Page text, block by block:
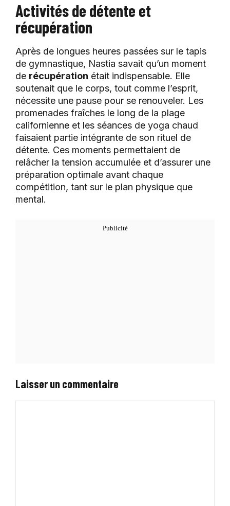
Activités de détente et
récupération
Après de longues heures passées sur le tapis
de gymnastique, Nastia savait qu’un moment
de récupération était indispensable. Elle
soutenait que le corps, tout comme l’esprit,
nécessite une pause pour se renouveler. Les
promenades fraîches le long de la plage
californienne et les séances de yoga chaud
faisaient partie intégrante de son rituel de
détente. Ces moments permettaient de
relâcher la tension accumulée et d’assurer une
préparation optimale avant chaque
compétition, tant sur le plan physique que
mental.
Laisser un commentaire